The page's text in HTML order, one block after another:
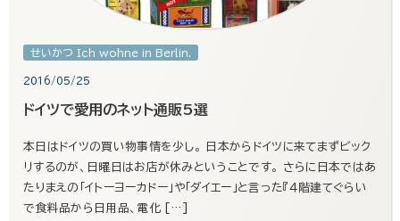
せいかつ Ich wohne in Berlin.
2016/05/25
ドイツで愛用のネット通販5選
本日はドイツの買い物事情を少し。 日本からドイツに来てまずビック
リするのが、日曜日はお店が休みということです。 さらに日本ではあ
たりまえの「イトーヨーカドー」や「ダイエー」と言った『４階建てぐらい
で食料品から日用品、電化 […]